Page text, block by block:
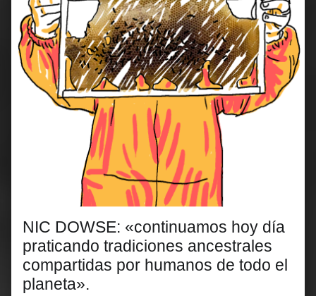
NIC DOWSE: «continuamos hoy día
praticando tradiciones ancestrales
compartidas por humanos de todo el
planeta».